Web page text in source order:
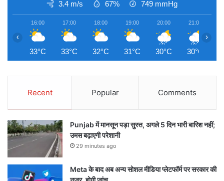
3.4 m/s 67% 749 mmHg
16:00
33°C
17:00
33°C
18:00
32°C
19:00
31°C
20:00
30°C
21:00
30°C
‹ ›
Recent Popular Comments
Punjab में मानसून पड़ा सुस्त, अगले 5 दिन भारी बारिश नहीं;
उमस बढ़ाएगी परेशानी
29 minutes ago
Meta के बाद अब अन्य सोशल मीडिया प्लेटफॉर्म पर सरकार की